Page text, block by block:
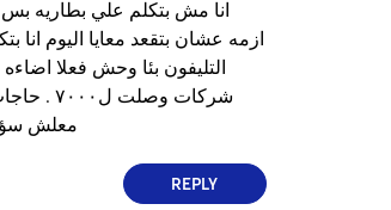
انا مش بتكلم علي بطاريه بس
ازمه عشان بتقعد معايا اليوم
شركات
معلش
REPLY